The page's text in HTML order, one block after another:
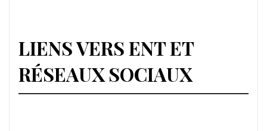
LIENS VERS ENT ET
RÉSEAUX SOCIAUX